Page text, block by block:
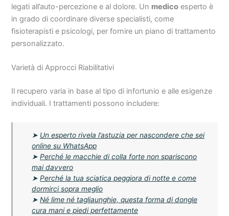
legati all’auto-percezione e al dolore. Un medico esperto è
in grado di coordinare diverse specialisti, come
fisioterapisti e psicologi, per fornire un piano di trattamento
personalizzato.
Varietà di Approcci Riabilitativi
Il recupero varia in base al tipo di infortunio e alle esigenze
individuali. I trattamenti possono includere:
➤ Un esperto rivela l’astuzia per nascondere che sei
online su WhatsApp
➤Perché le macchie di colla forte non spariscono
mai davvero
➤Perché la tua sciatica peggiora di notte e come
dormirci sopra meglio
➤Né lime né tagliaunghie, questa forma di dongle
cura mani e piedi perfettamente